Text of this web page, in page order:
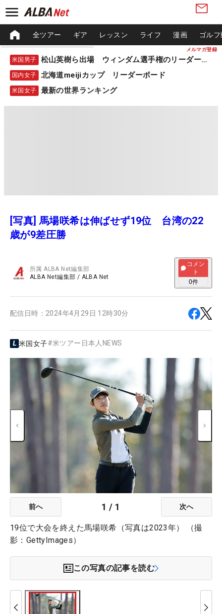
メルマガ登録
全ツアー ギア レッスン ライフ 漫画 ゴル
米国男子 松山英樹ら出場 ウィンダム選手権のリーダーボード
国内女子 北海道meijiカップ リーダーボード
米国女子 最新の世界ランキング
[写真] 馬場咲希は伸ばせず19位 台湾の22
歳が9差圧勝
所属ALBA Net編集部
ALBA Net編集部 / ALBA Net
コメン
ト
0件
配信日時： 2024年4月29日 12時30分
米国女子#米ツアー日本人NEWS
前へ 1 / 1 次へ
19位で大会を終えた馬場咲希（写真は2023年） （撮
影：GettyImages）
この写真の記事を読む